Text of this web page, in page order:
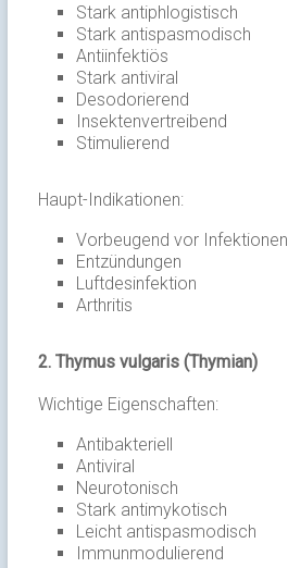
Stark antiphlogistisch
Stark antispasmodisch
Antiinfektiös
Stark antiviral
Desodorierend
Insektenvertreibend
Stimulierend
Haupt-Indikationen:
Vorbeugend vor Infektionen
Entzündungen
Luftdesinfektion
Arthritis
2. Thymus vulgaris (Thymian)
Wichtige Eigenschaften:
Antibakteriell
Antiviral
Neurotonisch
Stark antimykotisch
Leicht antispasmodisch
Immunmodulierend